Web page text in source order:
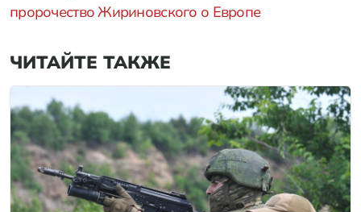
пророчество Жириновского о Европе
ЧИТАЙТЕ ТАКЖЕ